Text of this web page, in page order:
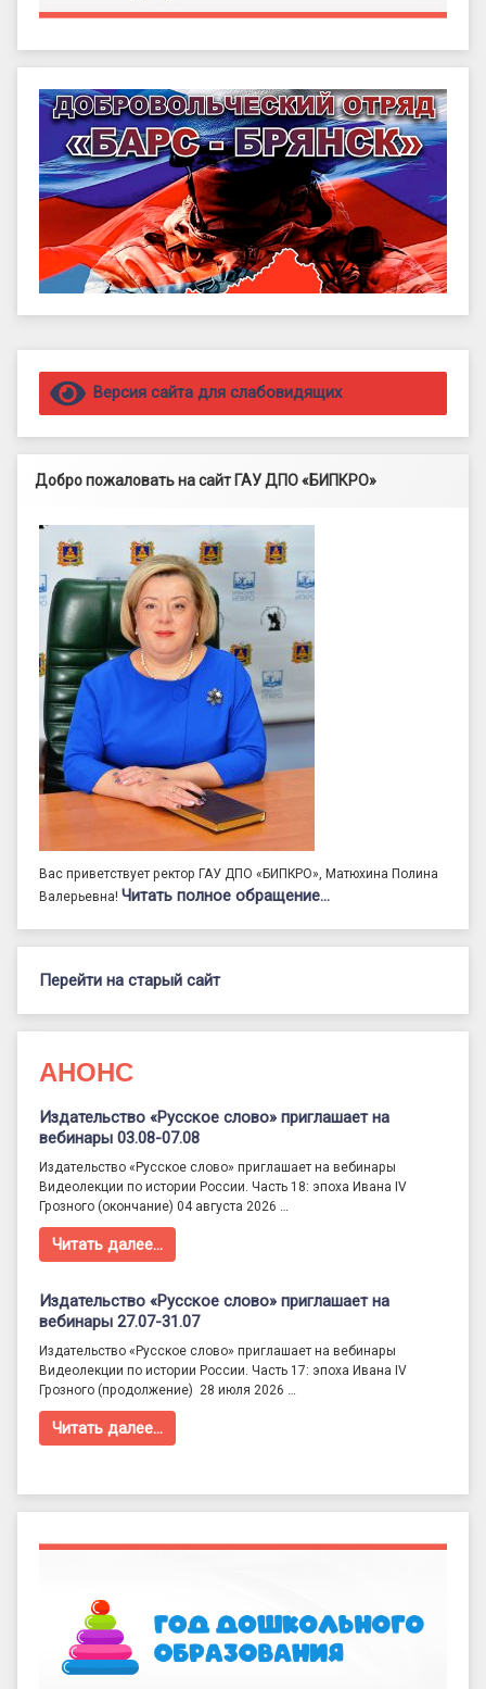
Правый сайдбар
Версия сайта для слабовидящих
Добро пожаловать на сайт ГАУ ДПО «БИПКРО»
Вас приветствует ректор ГАУ ДПО «БИПКРО», Матюхина Полина
Валерьевна! Читать полное обращение…
Перейти на старый сайт
АНОНС
Издательство «Русское слово» приглашает на
вебинары 03.08-07.08
Издательство «Русское слово» приглашает на вебинары
Видеолекции по истории России. Часть 18: эпоха Ивана IV
Грозного (окончание) 04 августа 2026 …
Читать далее…
Издательство «Русское слово» приглашает на
вебинары 27.07-31.07
Издательство «Русское слово» приглашает на вебинары
Видеолекции по истории России. Часть 17: эпоха Ивана IV
Грозного (продолжение) 28 июля 2026 …
Читать далее…